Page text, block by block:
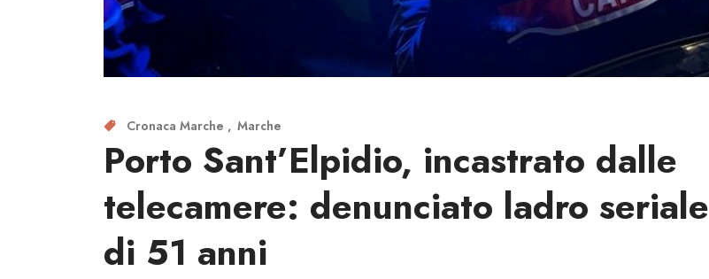
Cronaca Marche Marche
Porto Sant’Elpidio, incastrato dalle
telecamere: denunciato ladro seriale
di 51 anni